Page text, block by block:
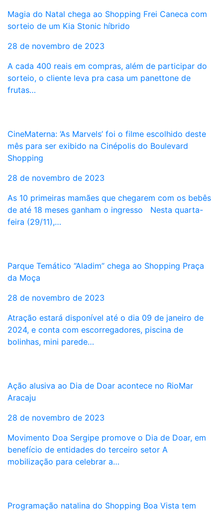
Magia do Natal chega ao Shopping Frei Caneca com
sorteio de um Kia Stonic híbrido
28 de novembro de 2023
A cada 400 reais em compras, além de participar do
sorteio, o cliente leva pra casa um panettone de
frutas…
CineMaterna: ‘As Marvels’ foi o filme escolhido deste
mês para ser exibido na Cinépolis do Boulevard
Shopping
28 de novembro de 2023
As 10 primeiras mamães que chegarem com os bebês
de até 18 meses ganham o ingresso Nesta quarta-
feira (29/11),…
Parque Temático “Aladim” chega ao Shopping Praça
da Moça
28 de novembro de 2023
Atração estará disponível até o dia 09 de janeiro de
2024, e conta com escorregadores, piscina de
bolinhas, mini parede…
Ação alusiva ao Dia de Doar acontece no RioMar
Aracaju
28 de novembro de 2023
Movimento Doa Sergipe promove o Dia de Doar, em
benefício de entidades do terceiro setor A
mobilização para celebrar a…
Programação natalina do Shopping Boa Vista tem